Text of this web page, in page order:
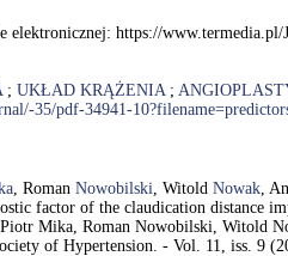
elektronicznej: https://
; UKŁAD KRĄŻENIA;
35/pdf-34941-
, Roman Nowobilski, Witold Nowak,
factor of the claudication distance
Mika, Roman Nowobilski, Witold
of Hypertension. - Vol. 11, iss. 9